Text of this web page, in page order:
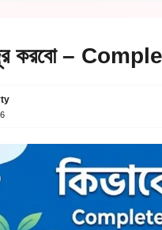
দূর করবো –